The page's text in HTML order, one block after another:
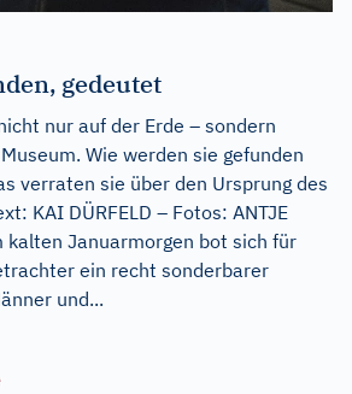
gedeutet
nur auf der Erde – sondern
Wie werden sie gefunden
verraten sie über den Ursprung des
KAI DÜRFELD – Fotos: ANTJE
kalten Januarmorgen bot sich für
ein recht sonderbarer
und...